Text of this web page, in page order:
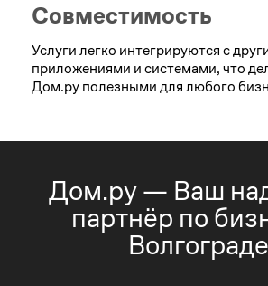
Совместимость
Услуги легко интегрируются с
приложениями и системами, что
Дом.ру полезными для любого
Дом.ру — Ваш
партнёр по